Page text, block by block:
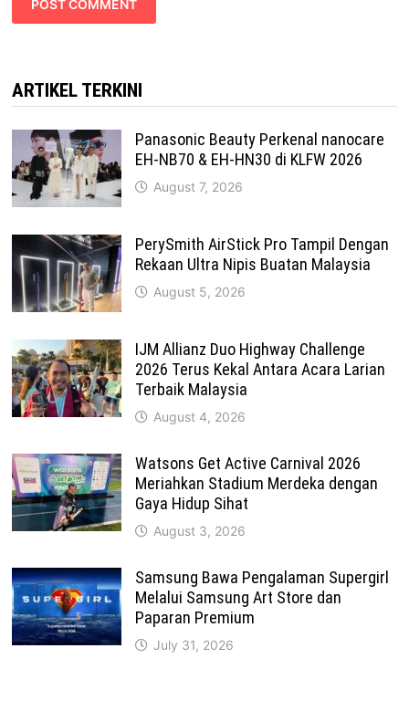
ARTIKEL TERKINI
Panasonic Beauty Perkenal nanocare
EH-NB70 & EH-HN30 di KLFW 2026
August 7, 2026
PerySmith AirStick Pro Tampil Dengan
Rekaan Ultra Nipis Buatan Malaysia
August 5, 2026
IJM Allianz Duo Highway Challenge
2026 Terus Kekal Antara Acara Larian
Terbaik Malaysia
August 4, 2026
Watsons Get Active Carnival 2026
Meriahkan Stadium Merdeka dengan
Gaya Hidup Sihat
August 3, 2026
Samsung Bawa Pengalaman Supergirl
Melalui Samsung Art Store dan
Paparan Premium
July 31, 2026